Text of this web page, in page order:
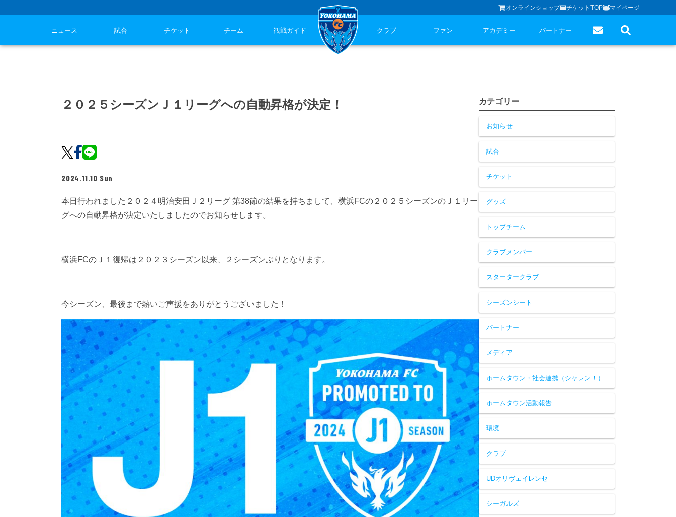
オンラインショップ チケットTOP マイページ
ニュース 試合 チケット チーム 観戦ガイド クラブ ファン アカデミー パートナー
２０２５シーズンＪ１リーグへの自動昇格が決定！
2024.11.10 Sun
本日行われました２０２４明治安田Ｊ２リーグ 第38節の結果を持ちまして、横浜FCの２０２５シーズンのＪ１リー
グへの自動昇格が決定いたしましたのでお知らせします。
横浜FCのＪ１復帰は２０２３シーズン以来、２シーズンぶりとなります。
今シーズン、最後まで熱いご声援をありがとうございました！
カテゴリー
お知らせ
試合
チケット
グッズ
トップチーム
クラブメンバー
スタータークラブ
シーズンシート
パートナー
メディア
ホームタウン・社会連携（シャレン！）
ホームタウン活動報告
環境
クラブ
UDオリヴェイレンセ
シーガルズ